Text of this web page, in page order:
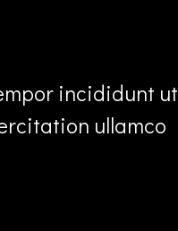
incididunt ut
ullamco